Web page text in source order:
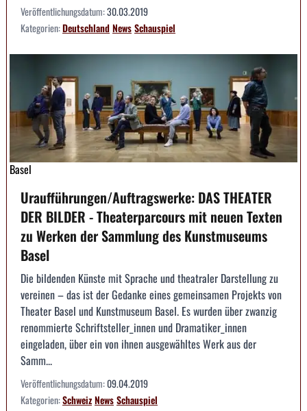
Veröffentlichungsdatum:30.03.2019
Kategorien:DeutschlandNewsSchauspiel
Basel
Uraufführungen/Auftragswerke: DAS THEATER
DER BILDER - Theaterparcours mit neuen Texten
zu Werken der Sammlung des Kunstmuseums
Basel
Die bildenden Künste mit Sprache und theatraler Darstellung zu
vereinen – das ist der Gedanke eines gemeinsamen Projekts von
Theater Basel und Kunstmuseum Basel. Es wurden über zwanzig
renommierte Schriftsteller_innen und Dramatiker_innen
eingeladen, über ein von ihnen ausgewähltes Werk aus der
Samm...
Veröffentlichungsdatum:09.04.2019
Kategorien:SchweizNewsSchauspiel